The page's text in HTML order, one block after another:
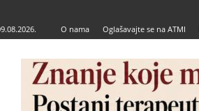
O nama Oglašavajte se na ATMI